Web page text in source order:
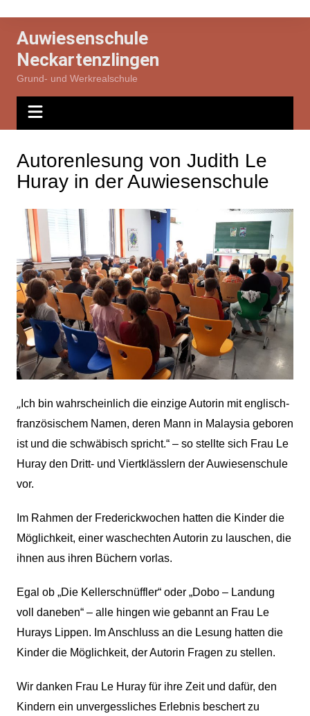
springen
Auwiesenschule
Neckartenzlingen
Grund- und Werkrealschule
Autorenlesung von Judith Le
Huray in der Auwiesenschule
„Ich bin wahrscheinlich die einzige Autorin mit englisch-
französischem Namen, deren Mann in Malaysia geboren
ist und die schwäbisch spricht.“ – so stellte sich Frau Le
Huray den Dritt- und Viertklässlern der Auwiesenschule
vor.
Im Rahmen der Frederickwochen hatten die Kinder die
Möglichkeit, einer waschechten Autorin zu lauschen, die
ihnen aus ihren Büchern vorlas.
Egal ob „Die Kellerschnüffler“ oder „Dobo – Landung
voll daneben“ – alle hingen wie gebannt an Frau Le
Hurays Lippen. Im Anschluss an die Lesung hatten die
Kinder die Möglichkeit, der Autorin Fragen zu stellen.
Wir danken Frau Le Huray für ihre Zeit und dafür, den
Kindern ein unvergessliches Erlebnis beschert zu